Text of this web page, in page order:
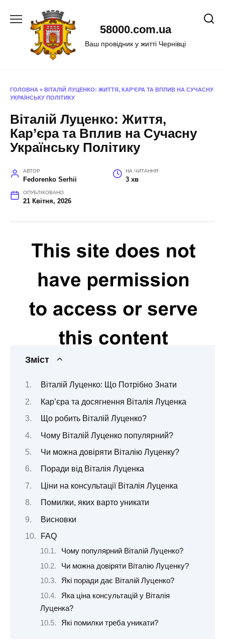
58000.com.ua
Ваш провідник у житті Чернівці
ГОЛОВНА » ВІТАЛІЙ ЛУЦЕНКО: ЖИТТЯ, КАР’ЄРА ТА ВПЛИВ НА СУЧАСНУ
УКРАЇНСЬКУ ПОЛІТИКУ
Віталій Луценко: Життя,
Кар’єра та Вплив на Сучасну
Українську Політику
АВТОР
Fedorenko Serhii
НА ЧИТАННЯ
3 хв
ОПУБЛІКОВАНО
21 Квітня, 2026
Зміст
Віталій Луценко: Що Потрібно Знати
Кар’єра та досягнення Віталія Луценка
Що робить Віталій Луценко?
Чому Віталій Луценко популярний?
Чи можна довіряти Віталію Луценку?
Поради від Віталія Луценка
Ціни на консультації Віталія Луценка
Помилки, яких варто уникати
Висновки
FAQ
Чому популярний Віталій Луценко?
Чи можна довіряти Віталію Луценку?
Які поради дає Віталій Луценко?
Яка ціна консультацій у Віталія
Луценка?
Які помилки треба уникати?